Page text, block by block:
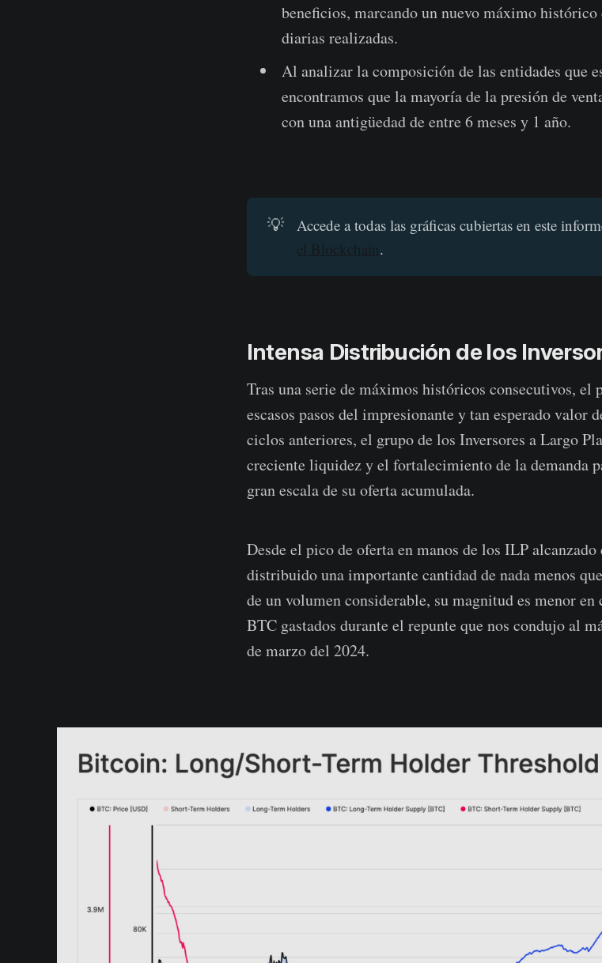
beneficios, marcando un nuevo máximo histórico
diarias realizadas.
Al analizar la composición de las entidades que
encontramos que la mayoría de la presión de
con una antigüedad de entre 6 meses y 1 año.
💡 Accede a todas las gráficas cubiertas en este
el Blockchain.
Intensa Distribución de los
Tras una serie de máximos históricos consecutivos, el
escasos pasos del impresionante y tan esperado valor
ciclos anteriores, el grupo de los Inversores a Largo
creciente liquidez y el fortalecimiento de la demanda
gran escala de su oferta acumulada.
Desde el pico de oferta en manos de los ILP
distribuido una importante cantidad de nada menos
de un volumen considerable, su magnitud es menor
BTC gastados durante el repunte que nos condujo al
de marzo del 2024.